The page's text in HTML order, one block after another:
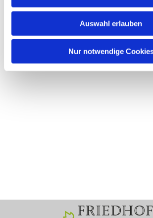
Auswahl erlauben
Nur notwendige